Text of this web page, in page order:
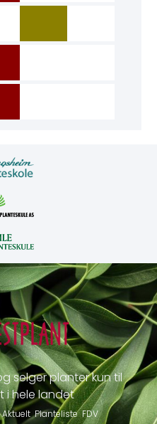
selger planter kun til
i hele landet
Aktuelt Planteliste FDV